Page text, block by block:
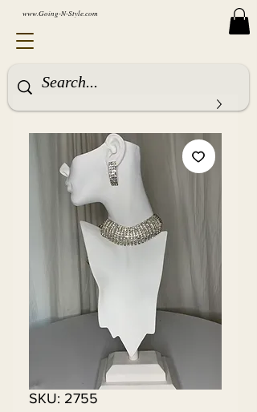
www.Going-N-Style.com
SKU: 2755